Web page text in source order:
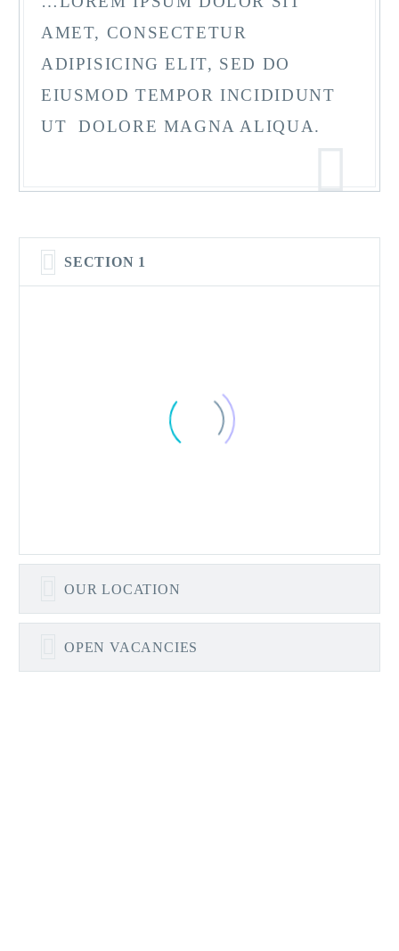
AMET, CONSECTETUR
ADIPISICING ELIT, SED DO
EIUSMOD TEMPOR INCIDIDUNT
UT DOLORE MAGNA ALIQUA.
SECTION 1
OUR LOCATION
OPEN VACANCIES